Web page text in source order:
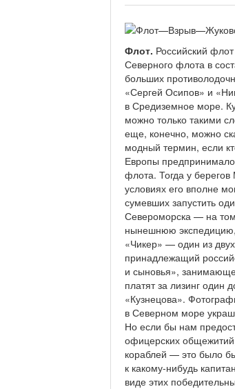
Флот. Российский
Северного флота в
больших
«Сергей Осипов» и
в Средиземное море.
можно только такими
еще, конечно, можно
модный термин, если
Европы
флота. Тогда у
условиях его вполне
сумевших запустить
Североморска — на
нынешнюю экспедицию,
«Чикер» — один из
принадлежащий
и сыновья»,
платят за лизинг один
«Кузнецова».
в Северном море
Но если бы нам
офицерских
кораблей — это было
к какому-нибудь
виде этих